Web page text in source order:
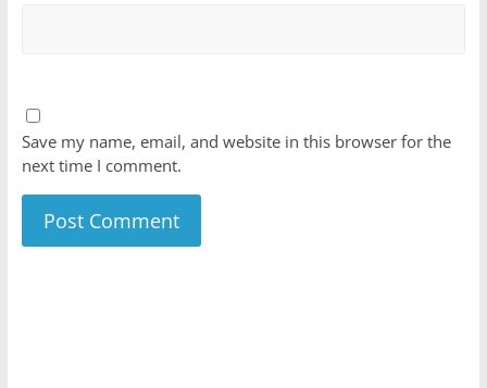
Save my name, email, and website in this browser for the
next time I comment.